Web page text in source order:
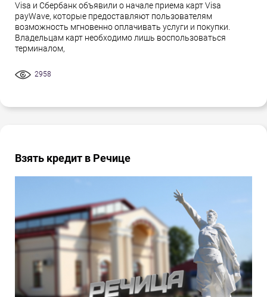
Visa и Сбербанк объявили о начале приема карт Visa
payWave, которые предоставляют пользователям
возможность мгновенно оплачивать услуги и покупки.
Владельцам карт необходимо лишь воспользоваться
терминалом,
2958
Взять кредит в Речице